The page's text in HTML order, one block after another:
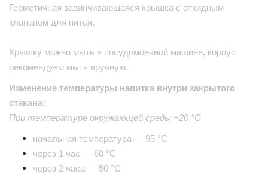
Герметичная завинчивающаяся крышка с откидным
клапаном для питья.
Крышку можно мыть в посудомоечной машине, корпус
рекомендуем мыть вручную.
Изменение температуры напитка внутри закрытого
стакана:
При температуре окружающей среды +20 °С
начальная температура — 95 °С
через 1 час — 60 °С
через 2 часа — 50 °С